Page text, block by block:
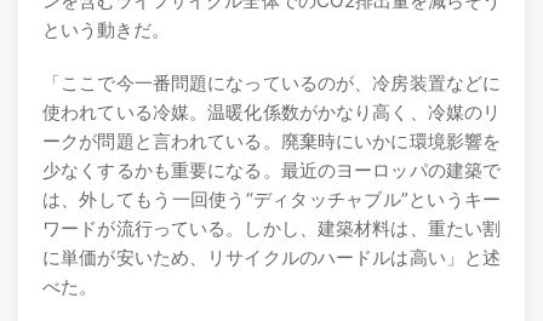
という動きだ。
「ここで今一番問題になっているのが、冷房装置などに
使われている冷媒。温暖化係数がかなり高く、冷媒のリ
ークが問題と言われている。廃棄時にいかに環境影響を
少なくするかも重要になる。最近のヨーロッパの建築で
は、外してもう一回使う“ディタッチャブル”というキー
ワードが流行っている。しかし、建築材料は、重たい割
に単価が安いため、リサイクルのハードルは高い」と述
べた。